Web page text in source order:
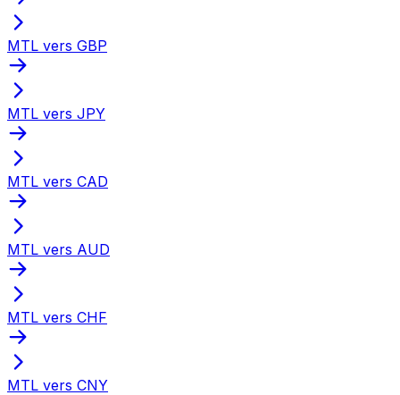
MTL vers GBP
MTL vers JPY
MTL vers CAD
MTL vers AUD
MTL vers CHF
MTL vers CNY